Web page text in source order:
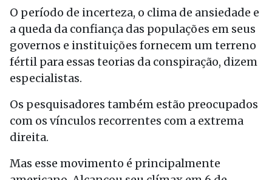
O período de incerteza, o clima de ansiedade e
a queda da confiança das populações em seus
governos e instituições fornecem um terreno
fértil para essas teorias da conspiração, dizem
especialistas.
Os pesquisadores também estão preocupados
com os vínculos recorrentes com a extrema
direita.
Mas esse movimento é principalmente